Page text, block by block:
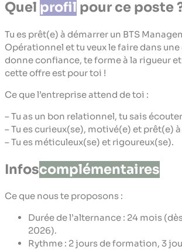
Quel profil pour ce poste
Tu es prêt(e) à démarrer un BTS
Opérationnel et tu veux le faire dans
donne confiance, te forme à la rigueur
cette offre est pour toi !
Ce que l’entreprise attend de toi :
– Tu as un bon relationnel, tu sais
– Tu es curieux(se), motivé(e) et prêt(e)
– Tu es méticuleux(se) et rigoureux(se).
Infoscomplémentaires
Ce que nous te proposons :
Durée de l’alternance : 24 mois
2026).
Rythme : 2 jours de formation, 3